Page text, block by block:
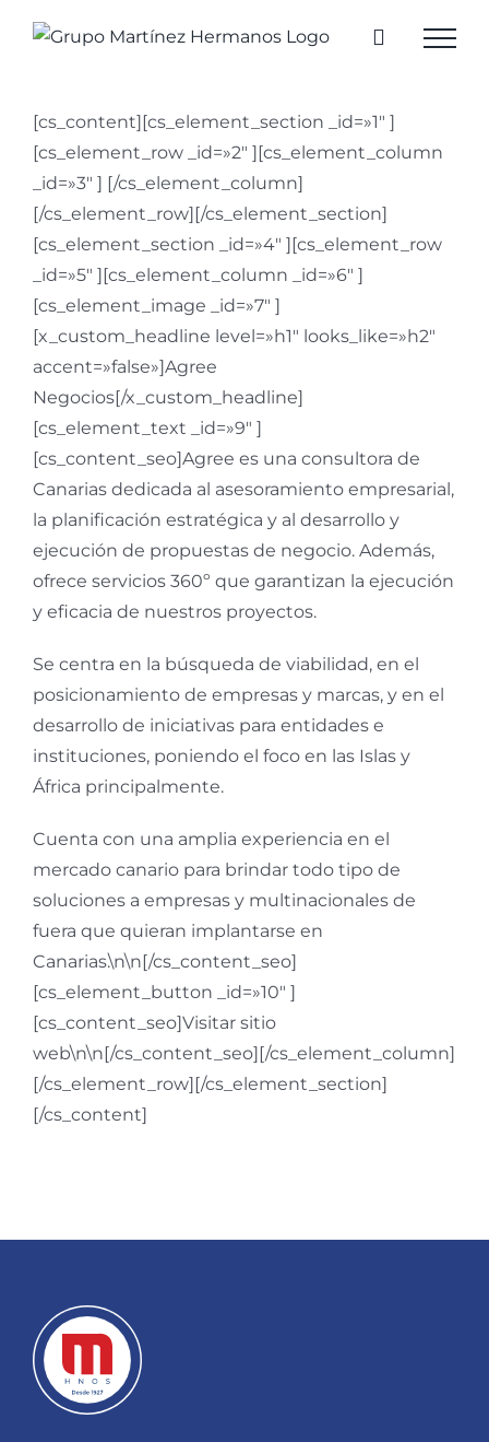
[cs_content][cs_element_section _id=»1″ ]
[cs_element_row _id=»2″ ][cs_element_column
_id=»3″ ] [/cs_element_column]
[/cs_element_row][/cs_element_section]
[cs_element_section _id=»4″ ][cs_element_row
_id=»5″ ][cs_element_column _id=»6″ ]
[cs_element_image _id=»7″ ]
[x_custom_headline level=»h1″ looks_like=»h2″
accent=»false»]Agree
Negocios[/x_custom_headline]
[cs_element_text _id=»9″ ]
[cs_content_seo]Agree es una consultora de
Canarias dedicada al asesoramiento empresarial,
la planificación estratégica y al desarrollo y
ejecución de propuestas de negocio. Además,
ofrece servicios 360º que garantizan la ejecución
y eficacia de nuestros proyectos.
Se centra en la búsqueda de viabilidad, en el
posicionamiento de empresas y marcas, y en el
desarrollo de iniciativas para entidades e
instituciones, poniendo el foco en las Islas y
África principalmente.
Cuenta con una amplia experiencia en el
mercado canario para brindar todo tipo de
soluciones a empresas y multinacionales de
fuera que quieran implantarse en
Canarias.\n\n[/cs_content_seo]
[cs_element_button _id=»10″ ]
[cs_content_seo]Visitar sitio
web\n\n[/cs_content_seo][/cs_element_column]
[/cs_element_row][/cs_element_section]
[/cs_content]